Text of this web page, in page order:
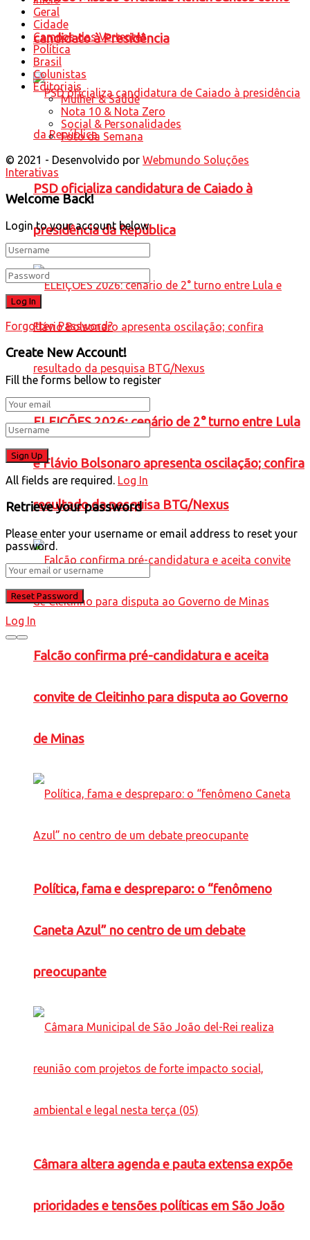
candidato à Presidência
PSD oficializa candidatura de Caiado à
presidência da República
ELEIÇÕES 2026: cenário de 2° turno entre Lula
e Flávio Bolsonaro apresenta oscilação; confira
resultado da pesquisa BTG/Nexus
Falcão confirma pré-candidatura e aceita
convite de Cleitinho para disputa ao Governo
de Minas
Política, fama e despreparo: o “fenômeno
Caneta Azul” no centro de um debate
preocupante
Câmara altera agenda e pauta extensa expõe
prioridades e tensões políticas em São João
Geral
Cidade
Campos das Vertentes
Política
Brasil
Colunistas
Editoriais
Mulher & Saúde
Nota 10 & Nota Zero
Social & Personalidades
Foto da Semana
© 2021 - Desenvolvido por Webmundo Soluções
Interativas
Welcome Back!
Login to your account below
Forgotten Password?
Create New Account!
Fill the forms bellow to register
All fields are required. Log In
Retrieve your password
Please enter your username or email address to reset your
password.
Log In